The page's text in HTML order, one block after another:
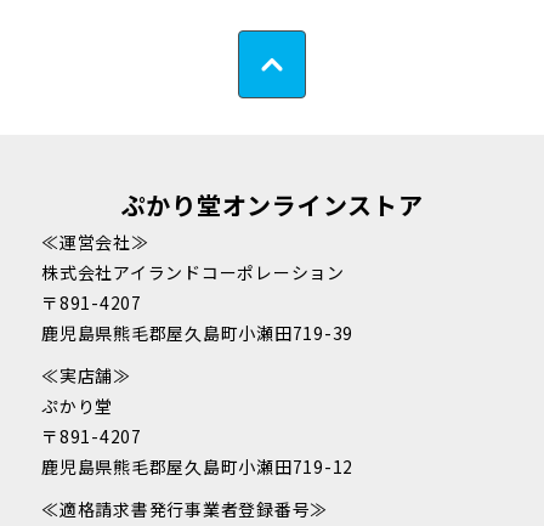
ぷかり堂オンラインストア
≪運営会社≫
株式会社アイランドコーポレーション
〒891-4207
鹿児島県熊毛郡屋久島町小瀬田719-39
≪実店舗≫
ぷかり堂
〒891-4207
鹿児島県熊毛郡屋久島町小瀬田719-12
≪適格請求書発行事業者登録番号≫